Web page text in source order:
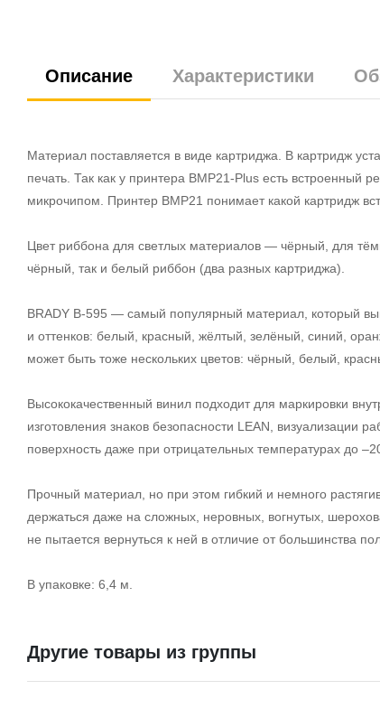
Описание Характеристики
Материал поставляется в виде картриджа. В картридж
печать. Так как у принтера BMP21-Plus есть встроенный
микрочипом. Принтер BMP21 понимает какой картридж
Цвет риббона для светлых материалов — чёрный, для
чёрный, так и белый риббон (два разных картриджа).
BRADY B-595 — самый популярный материал, который
и оттенков: белый, красный, жёлтый, зелёный, синий,
может быть тоже нескольких цветов: чёрный, белый,
Высококачественный винил подходит для маркировки
изготовления знаков безопасности LEAN, визуализации
поверхность даже при отрицательных температурах до
Прочный материал, но при этом гибкий и немного
держаться даже на сложных, неровных, вогнутых,
не пытается вернуться к ней в отличие от большинства
В упаковке: 6,4 м.
Другие товары из группы